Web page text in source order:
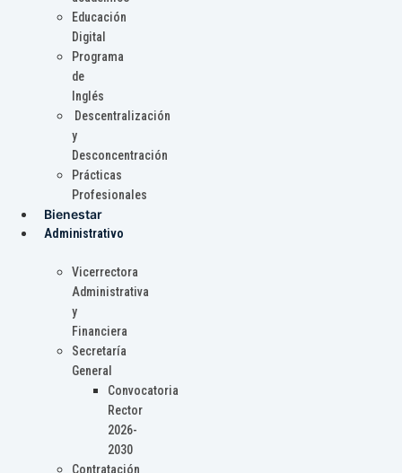
Educación
Digital
Programa
de
Inglés
Descentralización
y
Desconcentración
Prácticas
Profesionales
Bienestar
Administrativo
Vicerrectora
Administrativa
y
Financiera
Secretaría
General
Convocatoria
Rector
2026-
2030
Contratación